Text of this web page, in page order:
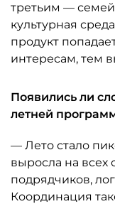
третьим —
культурная
продукт
интересам, тем
Появились ли
летней
— Лето стало
выросла на всех
подрядчиков,
Координация